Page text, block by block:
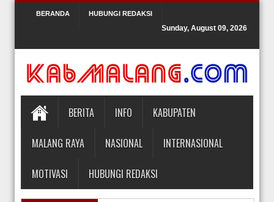
BERANDA HUBUNGI REDAKSI
Sunday, August 09, 2026
BERITA INFO KABUPATEN
MALANG RAYA NASIONAL INTERNASIONAL
MOTIVASI HUBUNGI REDAKSI